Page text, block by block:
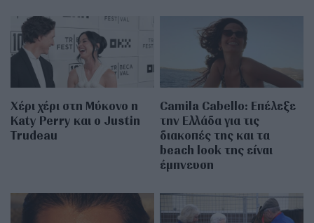
Χέρι χέρι στη Μύκονο η
Katy Perry και ο Justin
Trudeau
Camila Cabello: Επέλεξε
την Ελλάδα για τις
διακοπές της και τα
beach look της είναι
έμπνευση